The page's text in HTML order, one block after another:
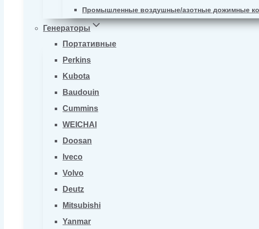
Промышленные воздушные/азотные дожимные
Генераторы
Портативные
Perkins
Kubota
Baudouin
Cummins
WEICHAI
Doosan
Iveco
Volvo
Deutz
Mitsubishi
Yanmar